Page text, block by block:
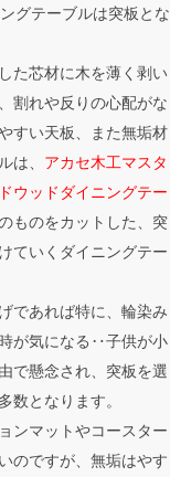
グテーブルは突板とな
た芯材に木を薄く剥い
割れや反りの心配がな
すい天板、また無垢材
は、 アカセ木工マスタ
ウッドダイニングテー
ものをカットした、突
ていくダイニングテー
であれば特に、輪染み
が気になる‥子供が小
で懸念され、突板を選
数となります。
ンマットやコースター
のですが、無垢はやす